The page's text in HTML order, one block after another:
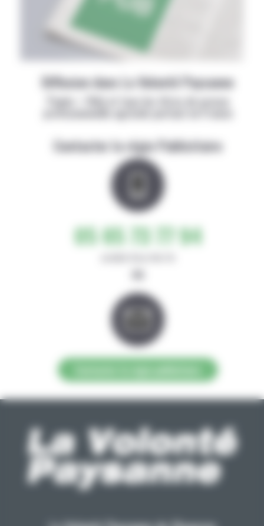
Diffusion dans La Volonté Paysanne
Papier + Web et tous les titres de presse
Contacter la régie Publicitaire
05 65 73 77 94
ou